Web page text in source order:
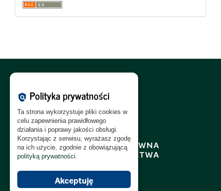
Polityka Prywatności:PL
Polityka RODO:PL|EN
policy Polityka prywatności
Ta strona wykorzystuje pliki cookies w
celu zapewnienia prawidłowego
działania i poprawy jakości obsługi.
Korzystając z serwisu, wyrażasz zgodę
na ich użycie, zgodnie z obowiązującą
polityką prywatności
Akceptuję